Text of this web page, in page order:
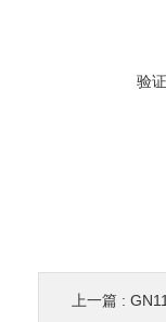
验
上一篇 :